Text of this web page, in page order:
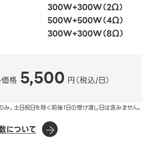
300W+300W（2Ω）
500W+500W（4Ω）
300W+300W（8Ω）
価格 5,500 円（税込/日）
。土日祝日を除く前後1日の受け渡し日は含みません。
について